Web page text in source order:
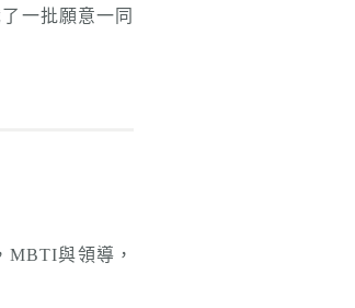
一批願意一同
MBTI與領導，